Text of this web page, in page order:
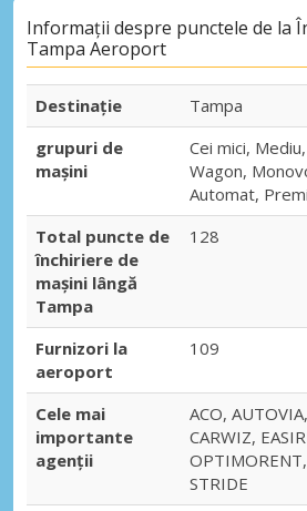
Informații despre punctele de la
Tampa Aeroport
Destinaţie
Tampa
grupuri de
mașini
Cei mici,
Wagon,
Automat,
Total puncte de
închiriere de
mașini lângă
Tampa
128
Furnizori la
aeroport
109
Cele mai
importante
agenții
ACO,
CARWIZ,
STRIDE